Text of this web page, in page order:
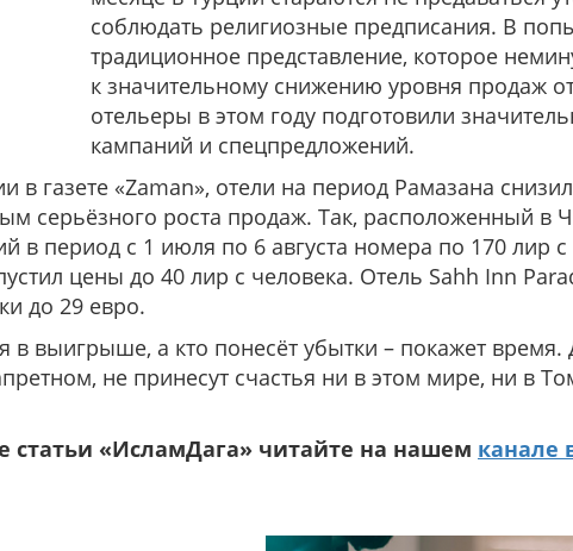
соблюдать религиозные предписания. В
традиционное представление, которое
к значительному снижению уровня продаж
отельеры в этом году подготовили
кампаний и спецпредложений.
в газете «Zaman», отели на период Рамазана
серьёзного роста продаж. Так, расположенный в
в период с 1 июля по 6 августа номера по 170 лир с
цены до 40 лир с человека. Отель Sahh Inn
до 29 евро.
в выигрыше, а кто понесёт убытки – покажет время.
не принесут счастья ни в этом мире, ни в
статьи «ИсламДага» читайте на нашем канале